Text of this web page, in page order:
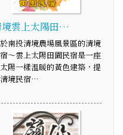
雲上太陽田…
南投清境農場風景區的清境
～雲上太陽田園民宿是一座
陽一樣溫暖的黃色建築，提
境民宿…